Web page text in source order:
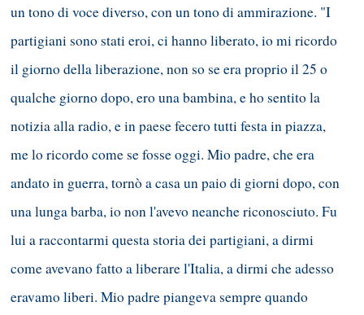
un tono di voce diverso, con un tono di ammirazione. "I
partigiani sono stati eroi, ci hanno liberato, io mi ricordo
il giorno della liberazione, non so se era proprio il 25 o
qualche giorno dopo, ero una bambina, e ho sentito la
notizia alla radio, e in paese fecero tutti festa in piazza,
me lo ricordo come se fosse oggi. Mio padre, che era
andato in guerra, tornò a casa un paio di giorni dopo, con
una lunga barba, io non l'avevo neanche riconosciuto. Fu
lui a raccontarmi questa storia dei partigiani, a dirmi
come avevano fatto a liberare l'Italia, a dirmi che adesso
eravamo liberi. Mio padre piangeva sempre quando